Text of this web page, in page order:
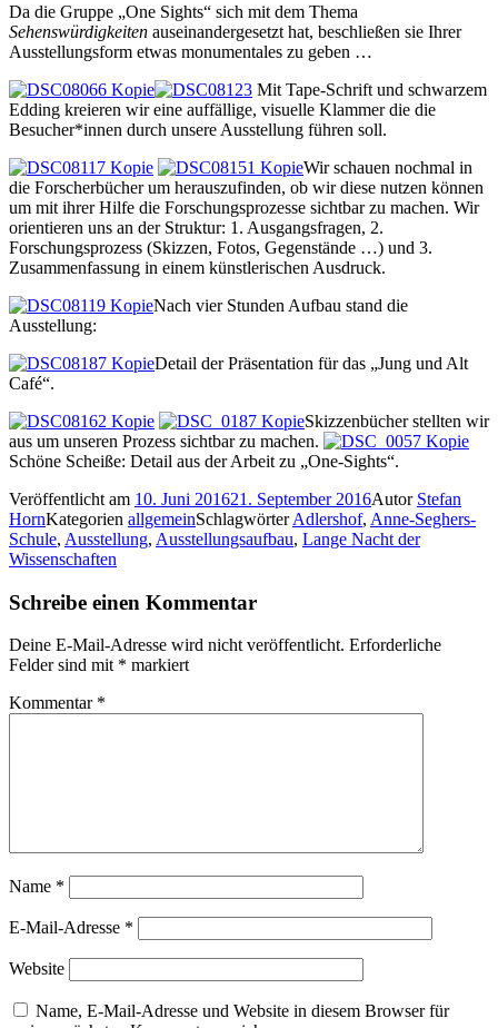
Da die Gruppe „One Sights“ sich mit dem Thema
Sehenswürdigkeiten auseinandergesetzt hat, beschließen sie Ihrer
Ausstellungsform etwas monumentales zu geben …
Mit Tape-Schrift und schwarzem
Edding kreieren wir eine auffällige, visuelle Klammer die die
Besucher*innen durch unsere Ausstellung führen soll.
Wir schauen nochmal in
die Forscherbücher um herauszufinden, ob wir diese nutzen können
um mit ihrer Hilfe die Forschungsprozesse sichtbar zu machen. Wir
orientieren uns an der Struktur: 1. Ausgangsfragen, 2.
Forschungsprozess (Skizzen, Fotos, Gegenstände …) und 3.
Zusammenfassung in einem künstlerischen Ausdruck.
Nach vier Stunden Aufbau stand die
Ausstellung:
Detail der Präsentation für das „Jung und Alt
Café“.
Skizzenbücher stellten wir
aus um unseren Prozess sichtbar zu machen.
Schöne Scheiße: Detail aus der Arbeit zu „One-Sights“.
Veröffentlicht am 10. Juni 201621. September 2016Autor Stefan
HornKategorien allgemeinSchlagwörterAdlershof, Anne-Seghers-
Schule, Ausstellung, Ausstellungsaufbau, Lange Nacht der
Wissenschaften
Schreibe einen Kommentar
Deine E-Mail-Adresse wird nicht veröffentlicht. Erforderliche
Felder sind mit * markiert
Kommentar *
Name *
E-Mail-Adresse *
Website
Name, E-Mail-Adresse und Website in diesem Browser für